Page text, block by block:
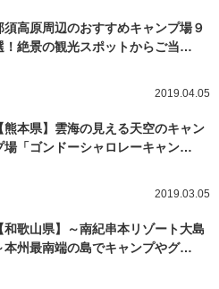
須高原周辺のおすすめキャンプ場９
！絶景の観光スポットからご当…
2019.04.05
熊本県】雲海の見える天空のキャン
場「ゴンドーシャロレーキャン…
2019.03.05
和歌山県】～南紀串本リゾート大島
本州最南端の島でキャンプやグ…